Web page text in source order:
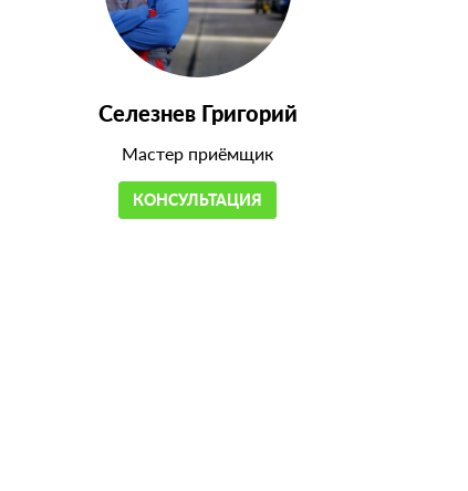
Селезнев Григорий
Мастер приёмщик
КОНСУЛЬТАЦИЯ